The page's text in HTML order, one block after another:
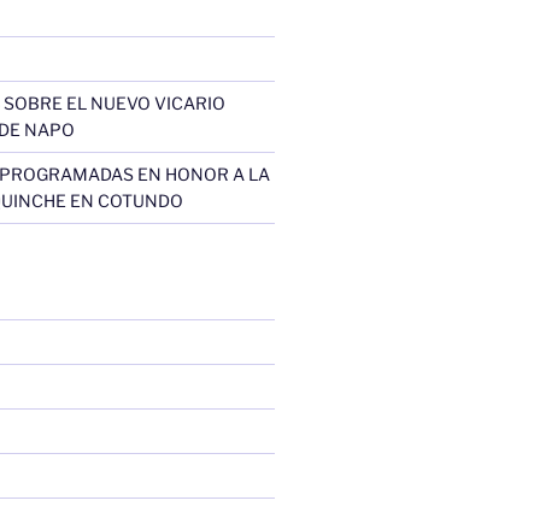
EL NUEVO VICARIO
NAPO
EN HONOR A LA
EN COTUNDO